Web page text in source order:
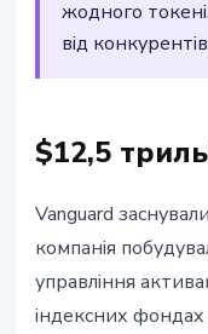
жодного
від
$12,5
Vanguard
компанія
управління
індексних